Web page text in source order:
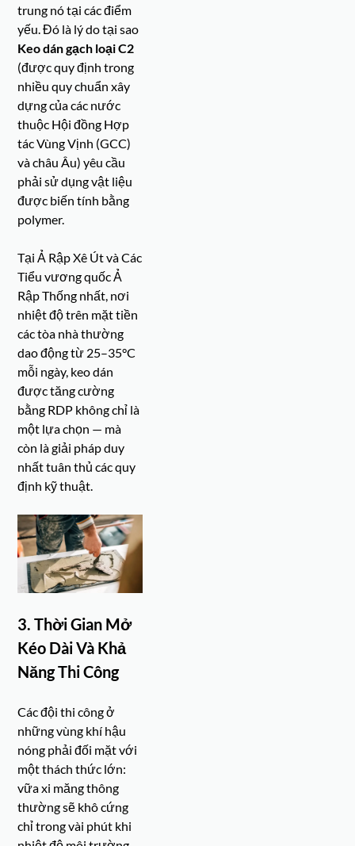
trung nó tại các điểm
yếu. Đó là lý do tại sao
Keo dán gạch loại C2
(được quy định trong
nhiều quy chuẩn xây
dựng của các nước
thuộc Hội đồng Hợp
tác Vùng Vịnh (GCC)
và châu Âu) yêu cầu
phải sử dụng vật liệu
được biến tính bằng
polymer.
Tại Ả Rập Xê Út và Các
Tiểu vương quốc Ả
Rập Thống nhất, nơi
nhiệt độ trên mặt tiền
các tòa nhà thường
dao động từ 25–35°C
mỗi ngày, keo dán
được tăng cường
bằng RDP không chỉ là
một lựa chọn — mà
còn là giải pháp duy
nhất tuân thủ các quy
định kỹ thuật.
3. Thời Gian Mở
Kéo Dài Và Khả
Năng Thi Công
Các đội thi công ở
những vùng khí hậu
nóng phải đối mặt với
một thách thức lớn:
vữa xi măng thông
thường sẽ khô cứng
chỉ trong vài phút khi